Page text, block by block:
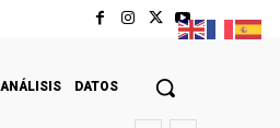
ANÁLISIS DATOS